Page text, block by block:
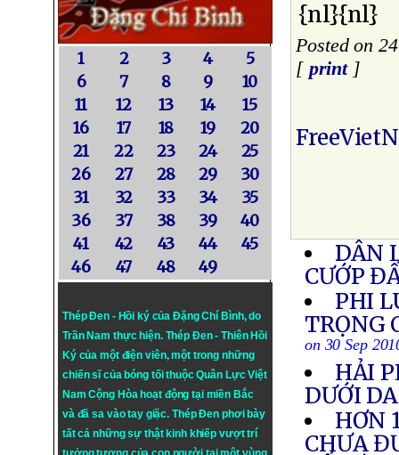
1 2 3 4
5
6
7 8 9
10
11
12 13 14
15
16
17 18 19
20
21
22 23 24
25
26
27 28 29
30
31
32 33 34
35
36
37 38 39
40
41
42 43 44
45
46
47 48 49
Thép Đen - Hồi ký của Đặng Chí Bình, do
Trần Nam thực hiện. Thép Đen- Thiên Hồi
Ký của một điện viên, một trong những
chiến sĩ của bóng tối thuộc Quân Lực Việt
Nam Cộng Hòa hoạt động tại miền Bắc
và đã sa vào tay giặc. Thép Đen phơi bày
tất cả những sự thật kinh khiếp vượt trí
{nl}{nl}
Posted on
[ print]
DÂN
CƯỚP
PHI
TRỌNG
on 30 Sep
HẢI
DƯỚI
HƠN
CHƯA